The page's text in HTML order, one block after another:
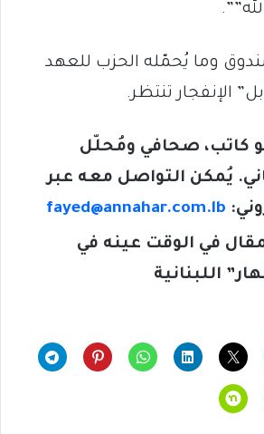
وما يُحمّله الحزب للعهد
الإنفجار تنتظر.
كاتب، صحافي ومُحلّل
يُمكن التواصل معه عبر
fayed@annahar.com.lb
في الوقت عينه في
اللبنانية